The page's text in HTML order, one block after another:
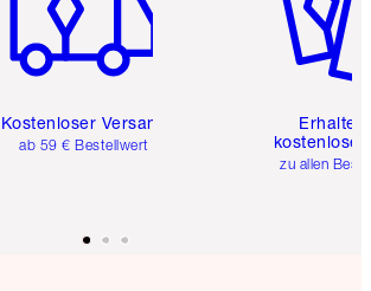
Kostenloser Versand
ab 59 € Bestellwert
Erhalte
kostenlose
zu allen